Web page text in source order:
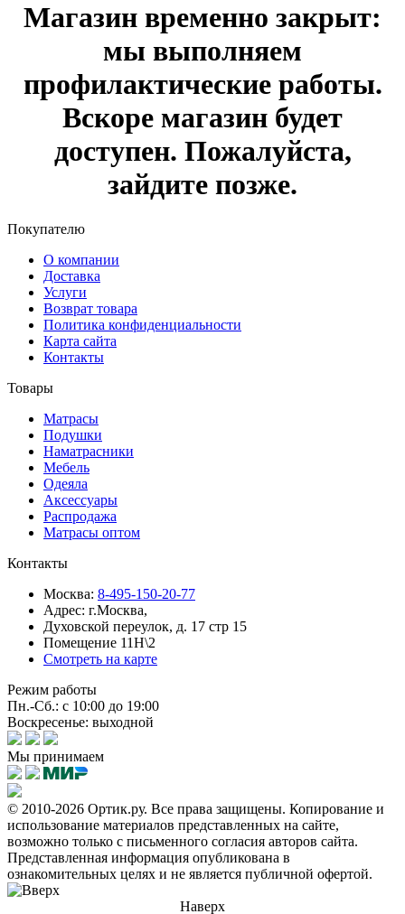
Магазин временно закрыт:
мы выполняем
профилактические работы.
Вскоре магазин будет
доступен. Пожалуйста,
зайдите позже.
Покупателю
О компании
Доставка
Услуги
Возврат товара
Политика конфиденциальности
Карта сайта
Контакты
Товары
Матрасы
Подушки
Наматрасники
Мебель
Одеяла
Аксессуары
Распродажа
Матрасы оптом
Контакты
Москва: 8-495-150-20-77
Адрес: г.Москва,
Духовской переулок, д. 17 стр 15
Помещение 11Н\2
Смотреть на карте
Режим работы
Пн.-Сб.: с 10:00 до 19:00
Воскресенье: выходной
Мы принимаем
© 2010-2026 Ортик.ру. Все права защищены. Копирование и
использование материалов представленных на сайте,
возможно только с письменного согласия авторов сайта.
Представленная информация опубликована в
ознакомительных целях и не является публичной офертой.
Наверх